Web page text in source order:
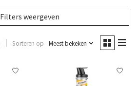
Filters weergeven
Sorteren op Meest bekeken